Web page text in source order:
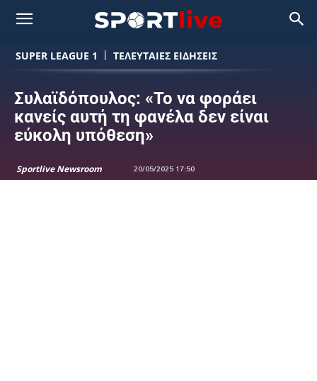
SUPER LEAGUE 1 ΤΕΛΕΥΤΑΙΕΣ ΕΙΔΗΣΕΙΣ
Συλαϊδόπουλος: «Το να φοράει
κανείς αυτή τη φανέλα δεν είναι
εύκολη υπόθεση»
Sportlive Newsroom 20/05/2025 17:50